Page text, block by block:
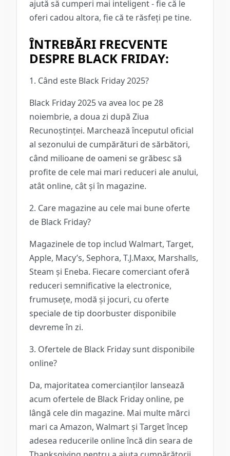
ajută să cumperi mai inteligent - fie că le
oferi cadou altora, fie că te răsfeți pe tine.
ÎNTREBĂRI FRECVENTE
DESPRE BLACK FRIDAY:
1. Când este Black Friday 2025?
Black Friday 2025 va avea loc pe 28
noiembrie, a doua zi după Ziua
Recunoștinței. Marchează începutul oficial
al sezonului de cumpărături de sărbători,
când milioane de oameni se grăbesc să
profite de cele mai mari reduceri ale anului,
atât online, cât și în magazine.
2. Care magazine au cele mai bune oferte
de Black Friday?
Magazinele de top includ Walmart, Target,
Apple, Macy’s, Sephora, T.J.Maxx, Marshalls,
Steam și Eneba. Fiecare comerciant oferă
reduceri semnificative la electronice,
frumusețe, modă și jocuri, cu oferte
speciale de tip doorbuster disponibile
devreme în zi.
3. Ofertele de Black Friday sunt disponibile
online?
Da, majoritatea comercianților lansează
acum ofertele de Black Friday online, pe
lângă cele din magazine. Mai multe mărci
mari ca Amazon, Walmart și Target încep
adesea reducerile online încă din seara de